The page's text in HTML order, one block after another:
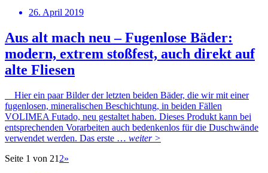
26. April 2019
Aus alt mach neu – Fugenlose Bäder:
modern, extrem stoßfest, auch direkt auf
alte Fliesen
Hier ein paar Bilder der letzten beiden Bäder, die wir mit einer
fugenlosen, mineralischen Beschichtung, in beiden Fällen
VOLIMEA Futado, neu gestaltet haben. Dieses Produkt kann bei
entsprechenden Vorarbeiten auch bedenkenlos für die Duschwände
verwendet werden. Das erste … weiter >
Seite 1 von 21 2»